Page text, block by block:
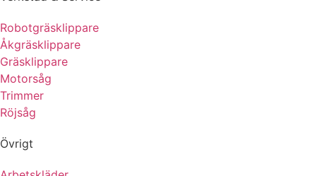
Robotgräsklippare
Åkgräsklippare
Gräsklippare
Motorsåg
Trimmer
Röjsåg
Övrigt